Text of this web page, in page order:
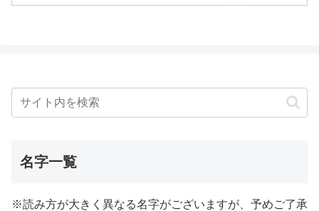
名字一覧
※読み方が大きく異なる名字がございますが、予めご了承